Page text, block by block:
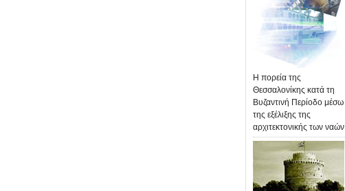
Η πορεία της
Θεσσαλονίκης κατά τη
Βυζαντινή Περίοδο μέσω
της εξέλιξης της
αρχιτεκτονικής των ναών